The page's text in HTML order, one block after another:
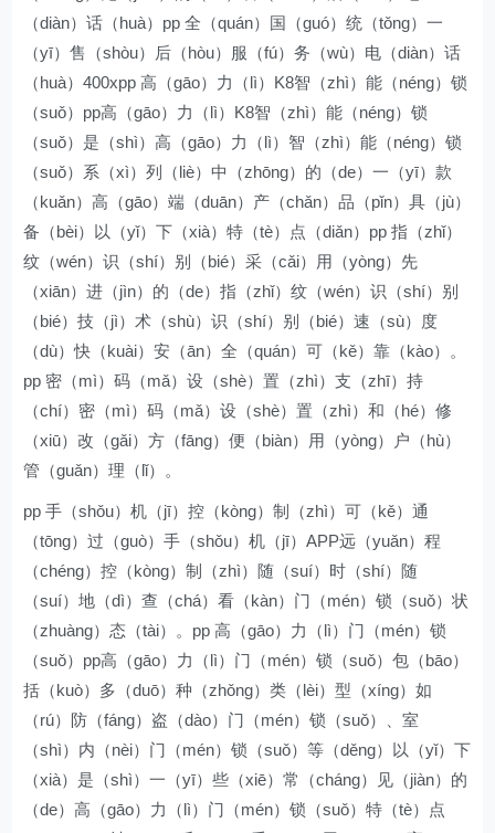
（diàn）话（huà）pp 全（quán）国（guó）统（tǒng）一
（yī）售（shòu）后（hòu）服（fú）务（wù）电（diàn）话
（huà）400xpp 高（gāo）力（lì）K8智（zhì）能（néng）锁
（suǒ）pp高（gāo）力（lì）K8智（zhì）能（néng）锁
（suǒ）是（shì）高（gāo）力（lì）智（zhì）能（néng）锁
（suǒ）系（xì）列（liè）中（zhōng）的（de）一（yī）款
（kuǎn）高（gāo）端（duān）产（chǎn）品（pǐn）具（jù）
备（bèi）以（yǐ）下（xià）特（tè）点（diǎn）pp 指（zhǐ）
纹（wén）识（shí）别（bié）采（cǎi）用（yòng）先
（xiān）进（jìn）的（de）指（zhǐ）纹（wén）识（shí）别
（bié）技（jì）术（shù）识（shí）别（bié）速（sù）度
（dù）快（kuài）安（ān）全（quán）可（kě）靠（kào）。
pp 密（mì）码（mǎ）设（shè）置（zhì）支（zhī）持
（chí）密（mì）码（mǎ）设（shè）置（zhì）和（hé）修
（xiū）改（gǎi）方（fāng）便（biàn）用（yòng）户（hù）
管（guǎn）理（lǐ）。
pp 手（shǒu）机（jī）控（kòng）制（zhì）可（kě）通
（tōng）过（guò）手（shǒu）机（jī）APP远（yuǎn）程
（chéng）控（kòng）制（zhì）随（suí）时（shí）随
（suí）地（dì）查（chá）看（kàn）门（mén）锁（suǒ）状
（zhuàng）态（tài）。pp 高（gāo）力（lì）门（mén）锁
（suǒ）pp高（gāo）力（lì）门（mén）锁（suǒ）包（bāo）
括（kuò）多（duō）种（zhǒng）类（lèi）型（xíng）如
（rú）防（fáng）盗（dào）门（mén）锁（suǒ）、室
（shì）内（nèi）门（mén）锁（suǒ）等（děng）以（yǐ）下
（xià）是（shì）一（yī）些（xiē）常（cháng）见（jiàn）的
（de）高（gāo）力（lì）门（mén）锁（suǒ）特（tè）点